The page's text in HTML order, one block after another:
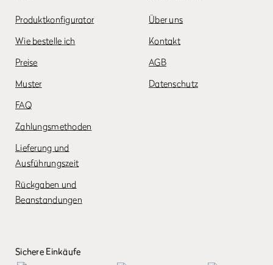
Produktkonfigurator
Wie bestelle ich
Preise
Muster
FAQ
Zahlungsmethoden
Lieferung und
Ausführungszeit
Rückgaben und
Beanstandungen
Über uns
Kontakt
AGB
Datenschutz
Sichere Einkäufe